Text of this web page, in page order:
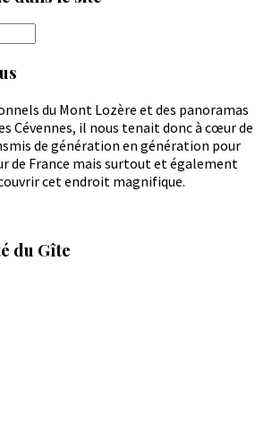
du Mont Lozère et des panoramas
Cévennes, il nous tenait donc à cœur de
de génération en génération pour
de France mais surtout et également
cet endroit magnifique.
du Gîte